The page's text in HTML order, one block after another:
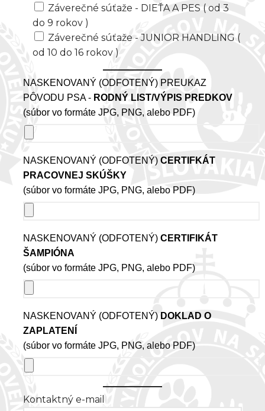
Záverečné súťaže - DIEŤA A PES ( od 3
do 9 rokov )
Záverečné súťaže - JUNIOR HANDLING (
od 10 do 16 rokov )
NASKENOVANÝ (ODFOTENÝ) PREUKAZ
PÔVODU PSA - RODNÝ LIST/VÝPIS PREDKOV
(súbor vo formáte JPG, PNG, alebo PDF)
NASKENOVANÝ (ODFOTENÝ) CERTIFKÁT
PRACOVNEJ SKÚŠKY
(súbor vo formáte JPG, PNG, alebo PDF)
NASKENOVANÝ (ODFOTENÝ) CERTIFIKÁT
ŠAMPIÓNA
(súbor vo formáte JPG, PNG, alebo PDF)
NASKENOVANÝ (ODFOTENÝ) DOKLAD O
ZAPLATENÍ
(súbor vo formáte JPG, PNG, alebo PDF)
Kontaktný e-mail